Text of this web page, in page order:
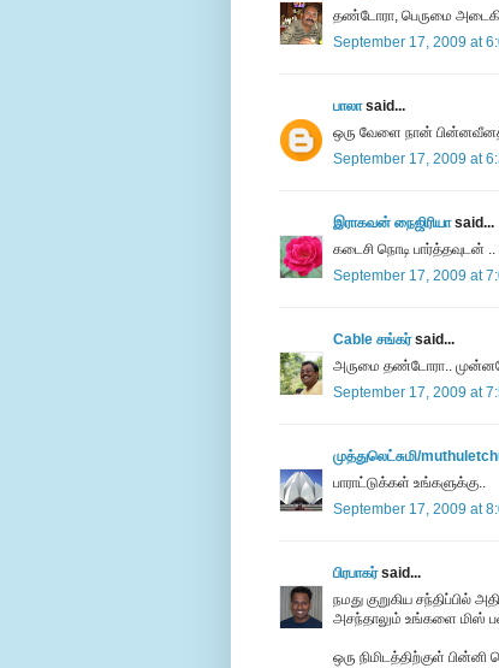
தண்டோரா, பெருமை
September 17, 2009 at
பாலாsaid...
ஒரு வேளை நான்
September 17, 2009 at
இராகவன் நைஜிரியாsaid...
கடைசி நொடி பார்த்தவுடன்
September 17, 2009 at
Cable சங்கர்said...
அருமை தண்டோரா..
September 17, 2009 at
முத்துலெட்சுமி/
பாராட்டுக்கள் உங்களுக்கு..
September 17, 2009 at
பிரபாகர்said...
நமது குறுகிய சந்திப்பில்
அசந்தாலும் உங்களை மிஸ்
ஒரு நிமிடத்திற்குள்